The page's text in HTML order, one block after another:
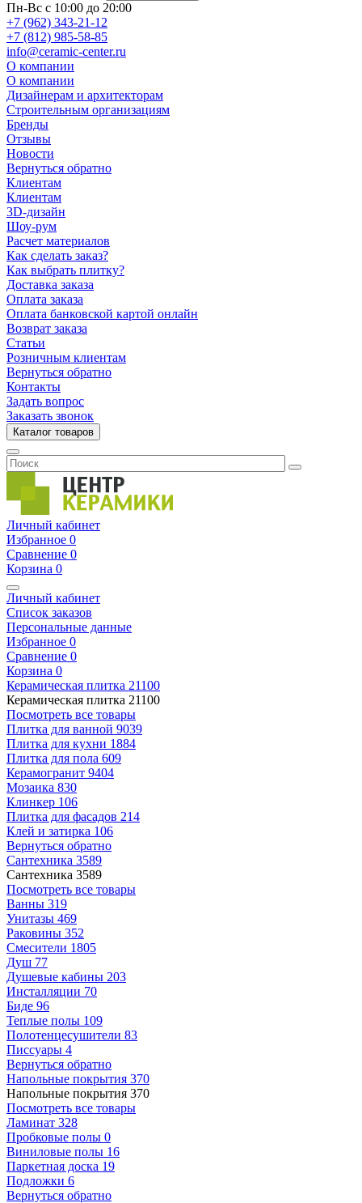
Пн-Вс с 10:00 до 20:00
+7 (962) 343-21-12
+7 (812) 985-58-85
info@ceramic-center.ru
О компании
О компании
Дизайнерам и архитекторам
Строительным организациям
Бренды
Отзывы
Новости
Вернуться обратно
Клиентам
Клиентам
3D-дизайн
Шоу-рум
Расчет материалов
Как сделать заказ?
Как выбрать плитку?
Доставка заказа
Оплата заказа
Оплата банковской картой онлайн
Возврат заказа
Статьи
Розничным клиентам
Вернуться обратно
Контакты
Задать вопрос
Заказать звонок
Каталог товаров
Личный кабинет
Избранное 0
Сравнение 0
Корзина 0
Личный кабинет
Список заказов
Персональные данные
Избранное 0
Сравнение 0
Корзина 0
Керамическая плитка 21100
Керамическая плитка 21100
Посмотреть все товары
Плитка для ванной 9039
Плитка для кухни 1884
Плитка для пола 609
Керамогранит 9404
Мозаика 830
Клинкер 106
Плитка для фасадов 214
Клей и затирка 106
Вернуться обратно
Сантехника 3589
Сантехника 3589
Посмотреть все товары
Ванны 319
Унитазы 469
Раковины 352
Смесители 1805
Душ 77
Душевые кабины 203
Инсталляции 70
Биде 96
Теплые полы 109
Полотенцесушители 83
Писсуары 4
Вернуться обратно
Напольные покрытия 370
Напольные покрытия 370
Посмотреть все товары
Ламинат 328
Пробковые полы 0
Виниловые полы 16
Паркетная доска 19
Подложки 6
Вернуться обратно